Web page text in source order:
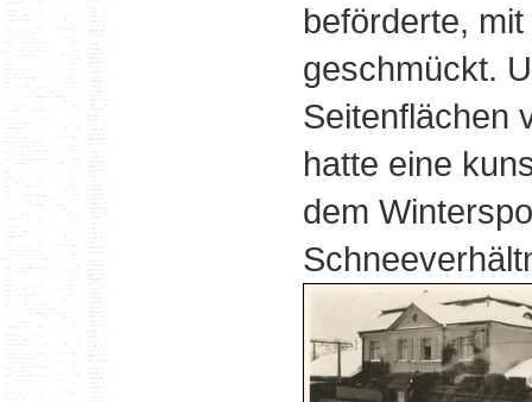
beförderte,
geschmückt.
Seitenflächen
hatte eine
dem